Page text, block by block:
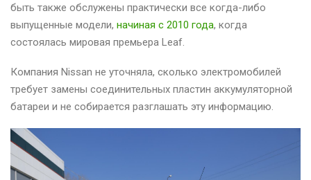
быть также обслужены практически все когда-либо
выпущенные модели, начиная с 2010 года, когда
состоялась мировая премьера Leaf.
Компания Nissan не уточняла, сколько электромобилей
требует замены соединительных пластин аккумуляторной
батареи и не собирается разглашать эту информацию.